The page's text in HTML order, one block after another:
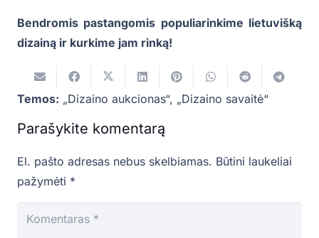
Bendromis pastangomis populiarinkime lietuvišką
dizainą ir kurkime jam rinką!
Temos: „Dizaino aukcionas“, „Dizaino savaitė“
Parašykite komentarą
El. pašto adresas nebus skelbiamas. Būtini laukeliai
pažymėti *